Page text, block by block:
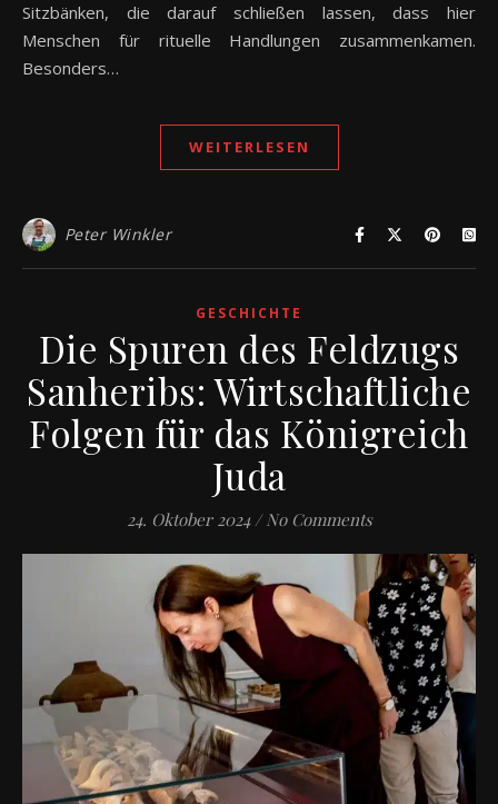
Sitzbänken, die darauf schließen lassen, dass hier
Menschen für rituelle Handlungen zusammenkamen.
Besonders…
WEITERLESEN
Peter Winkler
GESCHICHTE
Die Spuren des Feldzugs
Sanheribs: Wirtschaftliche
Folgen für das Königreich
Juda
24. Oktober 2024 / No Comments